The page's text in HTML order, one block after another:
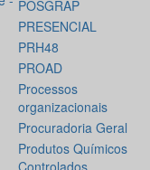
POSGRAP
PRESENCIAL
PRH48
PROAD
Processos
organizacionais
Procuradoria Geral
Produtos Químicos